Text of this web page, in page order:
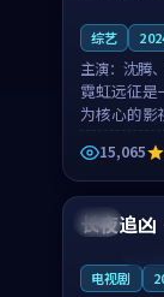
综艺
主演： 沈腾
霓虹远征是
为核心的影
绕危机、反
长展开，整
凑，值得推
15,065
美国
长夜追
电视剧